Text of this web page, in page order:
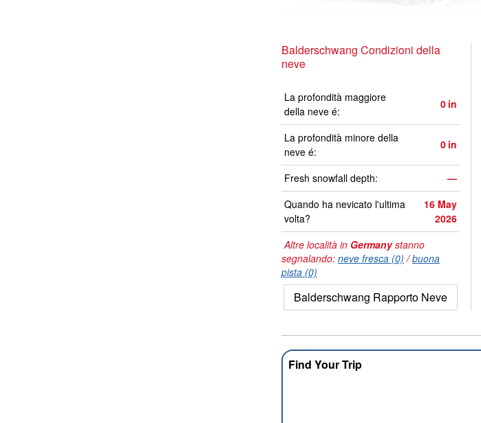
Balderschwang Condizioni della
neve
La profondità maggiore
della neve é:
0 in
La profondità minore della
neve é:
0 in
Fresh snowfall depth:
—
Quando ha nevicato l'ultima
volta?
16 May
2026
Altre località in Germanystanno
segnalando: neve fresca (0) /buona
pista (0)
Balderschwang Rapporto Neve
Find Your Trip